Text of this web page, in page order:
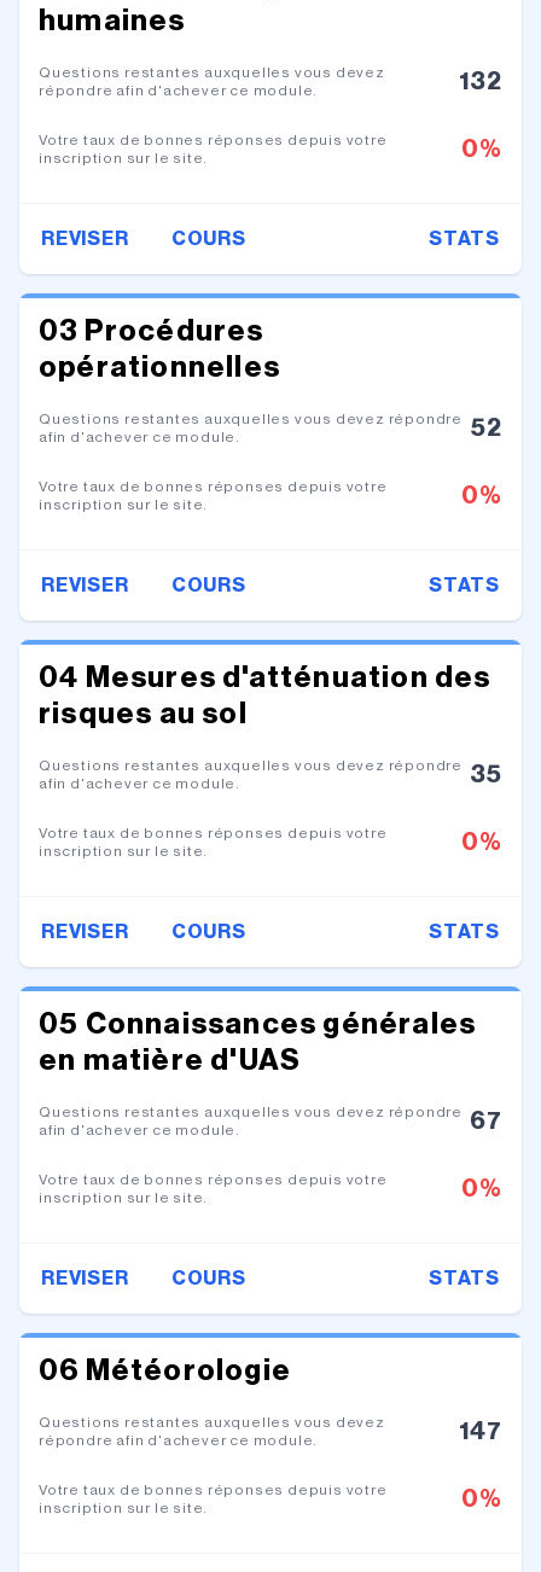
humaines
Questions restantes auxquelles vous devez
répondre afin d'achever ce module.
132
Votre taux de bonnes réponses depuis votre
inscription sur le site.
0%
REVISER COURS STATS
03 Procédures
opérationnelles
Questions restantes auxquelles vous devez répondre
afin d'achever ce module.
52
Votre taux de bonnes réponses depuis votre
inscription sur le site.
0%
REVISER COURS STATS
04 Mesures d'atténuation des
risques au sol
Questions restantes auxquelles vous devez répondre
afin d'achever ce module.
35
Votre taux de bonnes réponses depuis votre
inscription sur le site.
0%
REVISER COURS STATS
05 Connaissances générales
en matière d'UAS
Questions restantes auxquelles vous devez répondre
afin d'achever ce module.
67
Votre taux de bonnes réponses depuis votre
inscription sur le site.
0%
REVISER COURS STATS
06 Météorologie
Questions restantes auxquelles vous devez
répondre afin d'achever ce module.
147
Votre taux de bonnes réponses depuis votre
inscription sur le site.
0%